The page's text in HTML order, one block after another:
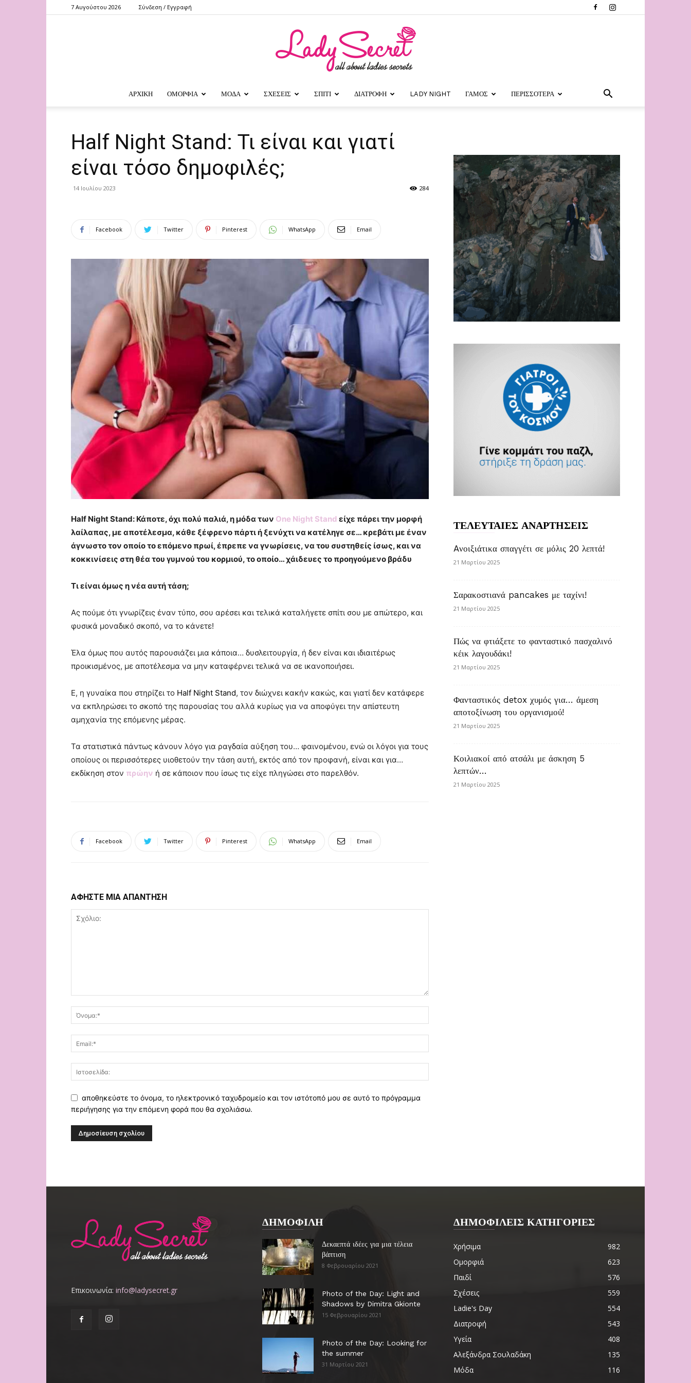
7 Αυγούστου 2026 Σύνδεση / Εγγραφή
ΑΡΧΙΚΗ ΟΜΟΡΦΙΑ ΜΟΔΑ ΣΧΕΣΕΙΣ ΣΠΙΤΙ ΔΙΑΤΡΟΦΗ LADY NIGHT ΓΑΜΟΣ ΠΕΡΙΣΣΟΤΕΡΑ
Ηalf Νight Stand: Τι είναι και γιατί
είναι τόσο δημοφιλές;
14 Ιουλίου 2023 284
Facebook Twitter Pinterest WhatsApp Email
Ηalf Νight Stand: Κάποτε, όχι πολύ παλιά, η μόδα των One Night Stand είχε πάρει την μορφή
λαίλαπας, με αποτέλεσμα, κάθε ξέφρενο πάρτι ή ξενύχτι να κατέληγε σε… κρεβάτι με έναν
άγνωστο τον οποίο το επόμενο πρωί, έπρεπε να γνωρίσεις, να του συστηθείς ίσως, και να
κοκκινίσεις στη θέα του γυμνού του κορμιού, το οποίο… χάιδευες το προηγούμενο βράδυ
Τι είναι όμως η νέα αυτή τάση;
Ας πούμε ότι γνωρίζεις έναν τύπο, σου αρέσει και τελικά καταλήγετε σπίτι σου με απώτερο, και
φυσικά μοναδικό σκοπό, να το κάνετε!
Έλα όμως που αυτός παρουσιάζει μια κάποια… δυσλειτουργία, ή δεν είναι και ιδιαιτέρως
προικισμένος, με αποτέλεσμα να μην καταφέρνει τελικά να σε ικανοποιήσει.
Ε, η γυναίκα που στηρίζει το Ηalf Νight Stand, τον διώχνει κακήν κακώς, και γιατί δεν κατάφερε
να εκπληρώσει το σκοπό της παρουσίας του αλλά κυρίως για να αποφύγει την απίστευτη
αμηχανία της επόμενης μέρας.
Τα στατιστικά πάντως κάνουν λόγο για ραγδαία αύξηση του… φαινομένου, ενώ οι λόγοι για τους
οποίους οι περισσότερες υιοθετούν την τάση αυτή, εκτός από τον προφανή, είναι και για…
εκδίκηση στον πρώην ή σε κάποιον που ίσως τις είχε πληγώσει στο παρελθόν.
Facebook Twitter Pinterest WhatsApp Email
ΑΦΗΣΤΕ ΜΙΑ ΑΠΑΝΤΗΣΗ
αποθηκεύστε το όνομα, το ηλεκτρονικό ταχυδρομείο και τον ιστότοπό μου σε αυτό το πρόγραμμα
περιήγησης για την επόμενη φορά που θα σχολιάσω.
ΤΕΛΕΥΤΑΙΕΣ ΑΝΑΡΤΗΣΕΙΣ
Aνοιξιάτικα σπαγγέτι σε μόλις 20 λεπτά!
21 Μαρτίου 2025
Σαρακοστιανά pancakes με ταχίνι!
21 Μαρτίου 2025
Πώς να φτιάξετε το φανταστικό πασχαλινό
κέικ λαγουδάκι!
21 Μαρτίου 2025
Φανταστικός detox χυμός για… άμεση
αποτοξίνωση του οργανισμού!
21 Μαρτίου 2025
Κοιλιακοί από ατσάλι με άσκηση 5
λεπτών…
21 Μαρτίου 2025
Επικοινωνία: info@ladysecret.gr
ΔΗΜΟΦΙΛΗ
Δεκαεπτά ιδέες για μια τέλεια
βάπτιση
8 Φεβρουαρίου 2021
Photo of the Day: Light and
Shadows by Dimitra Gkionte
15 Φεβρουαρίου 2021
Photo of the Day: Looking for
the summer
31 Μαρτίου 2021
ΔΗΜΟΦΙΛΕΙΣ ΚΑΤΗΓΟΡΙΕΣ
Χρήσιμα
982
Ομορφιά
623
Παιδί
576
Σχέσεις
559
Ladie's Day
554
Διατροφή
543
Υγεία
408
Αλεξάνδρα Σουλαδάκη
135
Μόδα
116